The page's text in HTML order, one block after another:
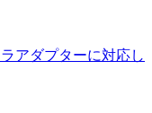
アダプターに対応し